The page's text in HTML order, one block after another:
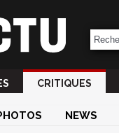
CRITIQUES
NEWS